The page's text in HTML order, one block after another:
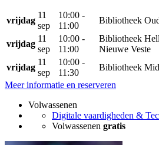
vrijdag
11
sep
10:00 -
11:00
Bibliotheek
vrijdag
11
sep
10:00 -
11:00
Bibliotheek
Nieuwe Veste
vrijdag
11
sep
10:00 -
11:30
Bibliotheek
Meer informatie en reserveren
Volwassenen
Digitale vaardigheden &
Volwassenen gratis